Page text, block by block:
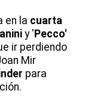
en la cuarta
y ' Pecco'
ir perdiendo
Mir
para